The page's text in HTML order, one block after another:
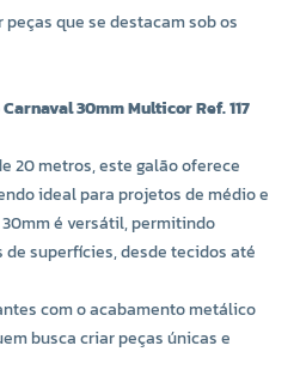
que se destacam sob os
30mm Multicor Ref. 117
20 metros, este galão oferece
ideal para projetos de médio e
é versátil, permitindo
superfícies, desde tecidos até
com o acabamento metálico
busca criar peças únicas e